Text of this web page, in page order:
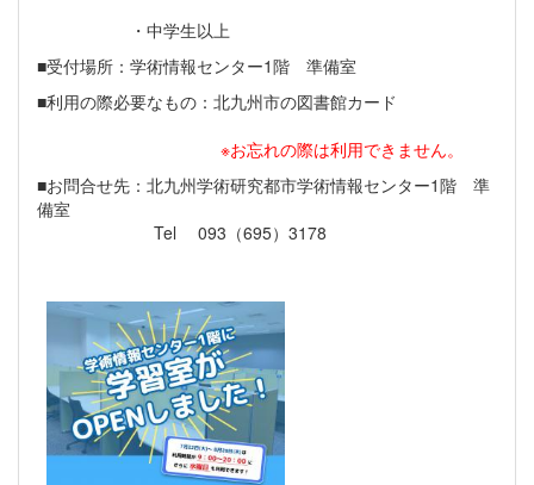
・中学生以上
■受付場所：学術情報センター1階 準備室
■利用の際必要なもの：北九州市の図書館カード
※お忘れの際は利用できません。
■お問合せ先：北九州学術研究都市学術情報センター1階 準
備室
Tel 093（695）3178